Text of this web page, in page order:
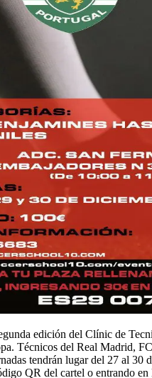
edición del Clínic de
Técnicos del Real Madrid,
tendrán lugar del 27 al
QR del cartel o entrando en